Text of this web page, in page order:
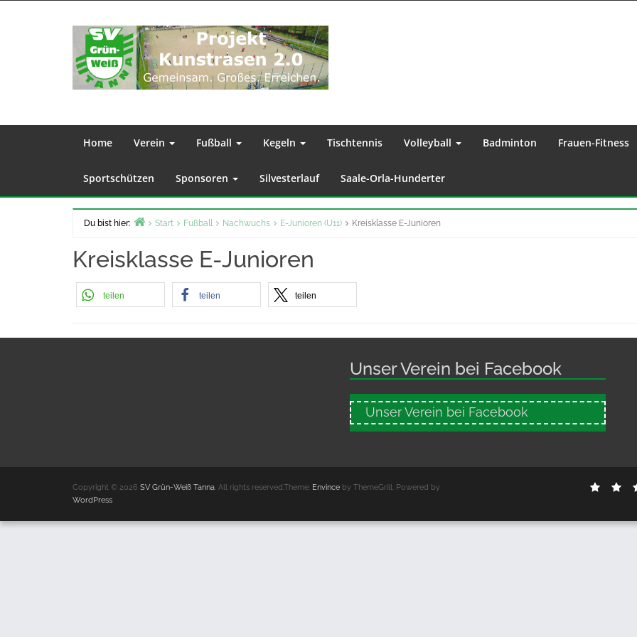
Home Verein Fußball Kegeln Tischtennis Volleyball Badminton Frauen-Fitness
Sportschützen Sponsoren Silvesterlauf Saale-Orla-Hunderter
Du bist hier: Start Fußball Nachwuchs E-Junioren (U11) Kreisklasse E-Junioren
Kreisklasse E-Junioren
teilen teilen teilen
Unser Verein bei Facebook
Unser Verein bei Facebook
Home
Copyright © 2026 SV Grün-Weiß Tanna. All rights reserved.Theme: Envince by ThemeGrill. Powered by
WordPress